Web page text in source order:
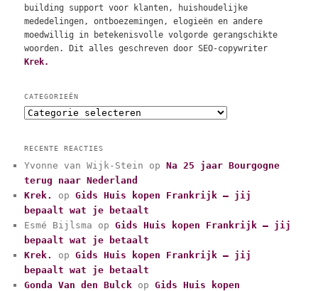
building support voor klanten, huishoudelijke
mededelingen, ontboezemingen, elogieën en andere
moedwillig in betekenisvolle volgorde gerangschikte
woorden. Dit alles geschreven door SEO-copywriter
Krek.
CATEGORIEËN
C
e
g
o
r
i
e
ë
RECENTE REACTIES
Yvonne van Wijk-Stein opNa 25 jaar Bourgogne
terug naar Nederland
Krek.
opGids Huis kopen Frankrijk – jij
bepaalt wat je betaalt
Esmé Bijlsma opGids Huis kopen Frankrijk – jij
bepaalt wat je betaalt
Krek.
opGids Huis kopen Frankrijk – jij
bepaalt wat je betaalt
Gonda Van den Bulck opGids Huis kopen